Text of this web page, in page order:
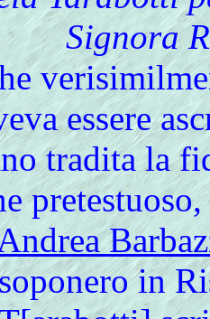
Signora
essere
tradita la
in